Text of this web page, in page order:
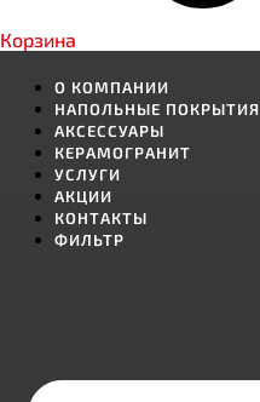
Корзина
О КОМПАНИИ
НАПОЛЬНЫЕ ПОКРЫТИЯ
АКСЕССУАРЫ
КЕРАМОГРАНИТ
УСЛУГИ
АКЦИИ
КОНТАКТЫ
ФИЛЬТР